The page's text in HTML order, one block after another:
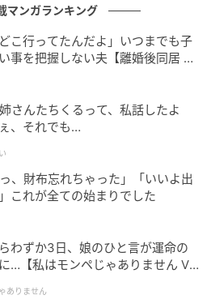
マンガランキング
どこ行ってたんだよ」いつまでも子
事を把握しない夫【離婚後同居 Vo
さんたちくるって、私話したよ
、それでも…
、財布忘れちゃった」「いいよ出
これが全ての始まりでした
わずか3日、娘のひと言が運命の
…【私はモンペじゃありません Vo
ありません